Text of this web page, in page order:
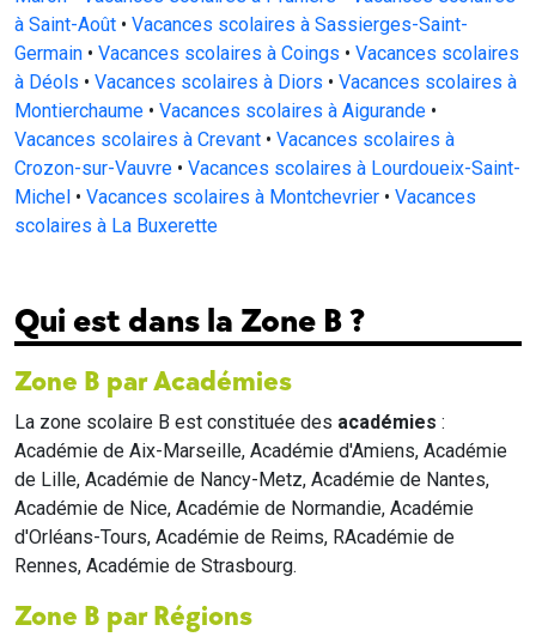
à Saint-Août • Vacances scolaires à Sassierges-Saint-
Germain • Vacances scolaires à Coings • Vacances scolaires
à Déols • Vacances scolaires à Diors • Vacances scolaires à
Montierchaume • Vacances scolaires à Aigurande •
Vacances scolaires à Crevant • Vacances scolaires à
Crozon-sur-Vauvre • Vacances scolaires à Lourdoueix-Saint-
Michel • Vacances scolaires à Montchevrier • Vacances
scolaires à La Buxerette
Qui est dans la Zone B ?
Zone B par Académies
La zone scolaire B est constituée des académies :
Académie de Aix-Marseille, Académie d'Amiens, Académie
de Lille, Académie de Nancy-Metz, Académie de Nantes,
Académie de Nice, Académie de Normandie, Académie
d'Orléans-Tours, Académie de Reims, RAcadémie de
Rennes, Académie de Strasbourg.
Zone B par Régions